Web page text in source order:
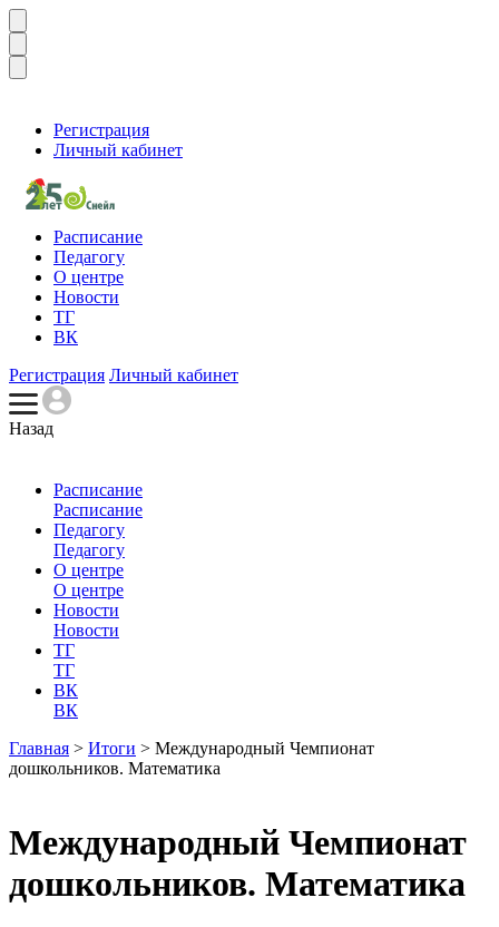
Регистрация
Личный кабинет
Расписание
Педагогу
О центре
Новости
ТГ
ВК
Регистрация Личный кабинет
Назад
Расписание
Расписание
Педагогу
Педагогу
О центре
О центре
Новости
Новости
ТГ
ТГ
ВК
ВК
Главная > Итоги > Международный Чемпионат
дошкольников. Математика
Международный Чемпионат
дошкольников. Математика